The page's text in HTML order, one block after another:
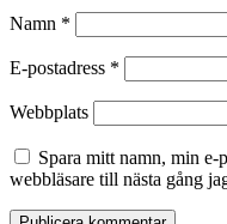
Namn *
E-postadress *
Webbplats
Spara mitt namn, min e-
webbläsare till nästa gång